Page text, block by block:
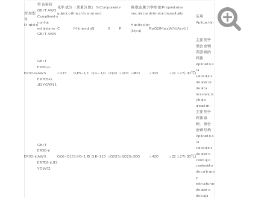
焊丝型
号
Modelo
符合标砖
GB/T AWS
Cumpliendo
con los
estándares
GB/T AWS
化学成分（质量分数）% Componente
químico (fracción en masa)
熔敷金属力学性能 Propiedades
mecánicas del metal depositado
应用
Aplicación
C
MinnesotaSi S P
Habitación
(Mpa)
Rp0.2(Mpa)A(%)Acv(J)
ER50-G
GB/T
ER50-G
AWS
ER70S-G
JIS YGW11
≤0,15 0,85~1,6 0,4 ~ 1,0 ≤0,03 ≤0,03 ≥490 ≥345 ≥22 ≥27(-30℃)
主要用于
低合金钢
高强钢的
焊接
Aplicado a
la
soldadura
de aceros
de alta
resistencia
y baja
aleación.
ER50-6
GB/T
ER50-6
AWS
ER70S-6 JIS
YGW12
0,06~0,151,40~1,85 0,8~1,15 ≤0,035≤0,025≥500 ≥420 ≥22 ≥27(-30℃)
主要用于
焊接碳
钢、低合
金钢结构
Aplicado a
la
soldadura
de acero
con bajo
contenido
de carbono
y
estructuras
de acero
de baja